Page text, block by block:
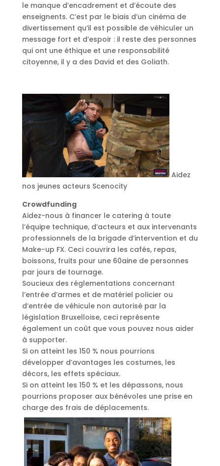
le manque d’encadrement et d’écoute des
enseignents. C’est par le biais d’un cinéma de
divertissement qu’il est possible de véhiculer un
message fort et d’espoir : il reste des personnes
qui ont une éthique et une responsabilité
citoyenne, il y a des David et des Goliath.
Aidez
nos jeunes acteurs Scenocity
Crowdfunding
Aidez-nous à financer le catering à toute
l’équipe technique, d’acteurs et aux intervenants
professionnels de la brigade d’intervention et du
Make-up FX. Ceci couvrira les cafés, repas,
boissons, fruits pour une 60aine de personnes
par jours de tournage.
Soucieux des réglementations concernant
l’entrée d’armes et de matériel policier ou
d’entrée de véhicule non autorisé par la
législation Bruxelloise, ceci représente
également un coût que vous pouvez nous aider
à supporter.
Si on atteint les 150 % nous pourrions
développer d’avantages les costumes, les
décors, les effets spéciaux.
Si on atteint les 150 % et les dépassons, nous
pourrions proposer aux bénévoles une prise en
charge des frais de déplacements.